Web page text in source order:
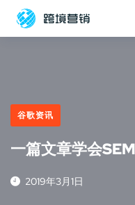
谷歌资讯
一篇文章学会
2019年3月1日